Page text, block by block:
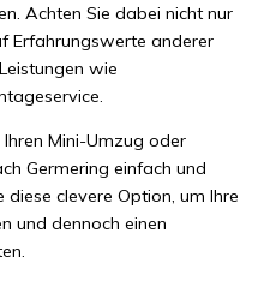
Achten Sie dabei nicht nur
Erfahrungswerte anderer
wie
Mini-Umzug oder
Germering einfach und
clevere Option, um Ihre
und dennoch einen